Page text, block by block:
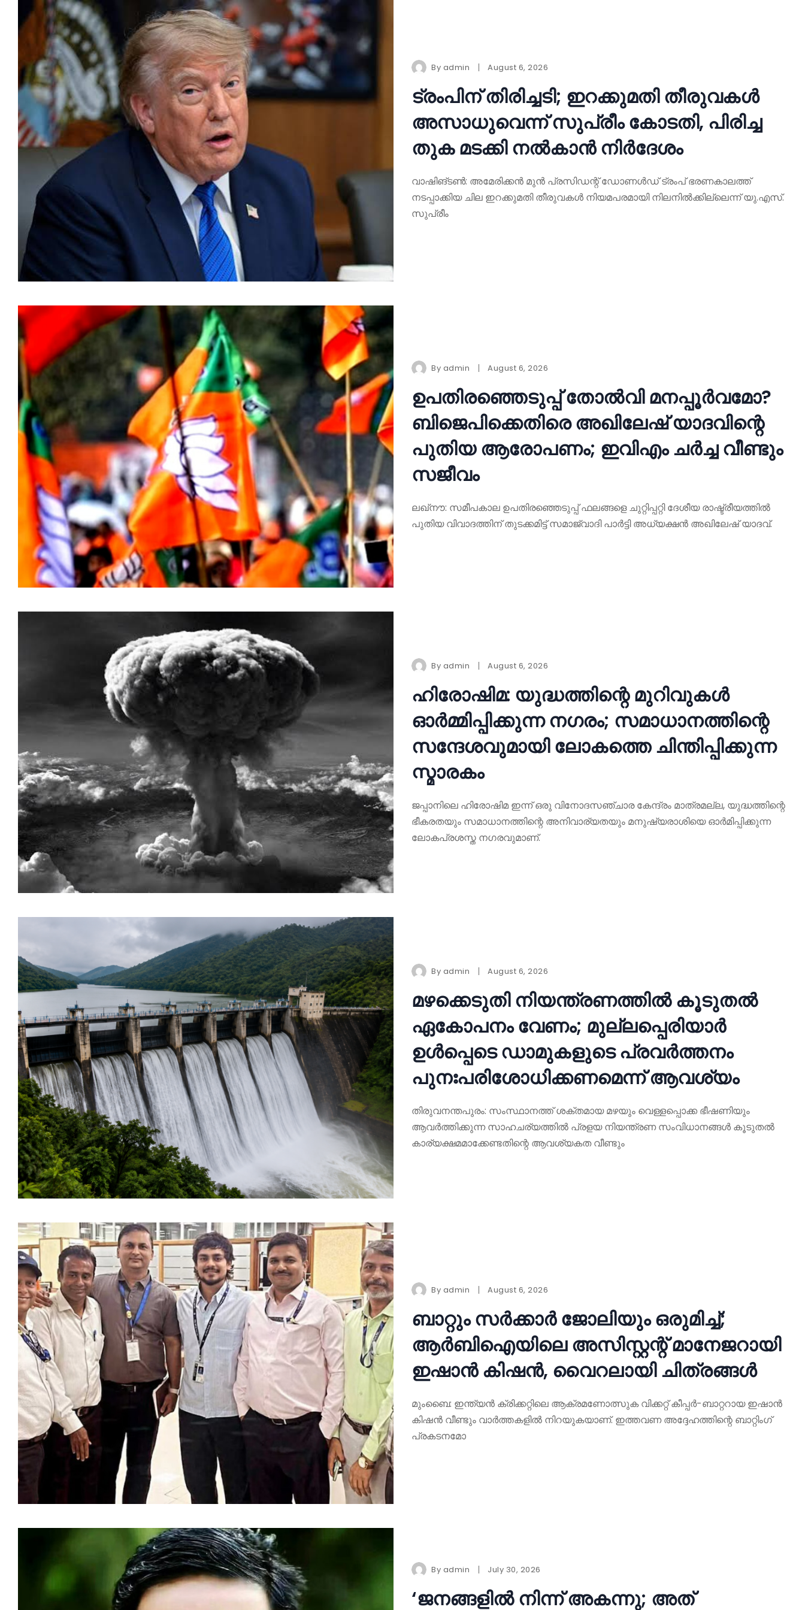
By admin August 6, 2026
ട്രംപിന് തിരിച്ചടി; ഇറക്കുമതി തീരുവകൾ
അസാധുവെന്ന് സുപ്രീം കോടതി, പിരിച്ച
തുക മടക്കി നൽകാൻ നിർദേശം
വാഷിങ്ടൺ: അമേരിക്കൻ മുൻ പ്രസിഡന്റ് ഡോണൾഡ് ട്രംപ് ഭരണകാലത്ത്
നടപ്പാക്കിയ ചില ഇറക്കുമതി തീരുവകൾ നിയമപരമായി നിലനിൽക്കില്ലെന്ന് യു.എസ്.
സുപ്രീം
By admin August 6, 2026
ഉപതിരഞ്ഞെടുപ്പ് തോൽവി മനപ്പൂർവമോ?
ബിജെപിക്കെതിരെ അഖിലേഷ് യാദവിന്റെ
പുതിയ ആരോപണം; ഇവിഎം ചർച്ച വീണ്ടും
സജീവം
ലഖ്നൗ: സമീപകാല ഉപതിരഞ്ഞെടുപ്പ് ഫലങ്ങളെ ചുറ്റിപ്പറ്റി ദേശീയ രാഷ്ട്രീയത്തിൽ
പുതിയ വിവാദത്തിന് തുടക്കമിട്ട് സമാജ്‌വാദി പാർട്ടി അധ്യക്ഷൻ അഖിലേഷ് യാദവ്.
By admin August 6, 2026
ഹിരോഷിമ: യുദ്ധത്തിന്റെ മുറിവുകൾ
ഓർമ്മിപ്പിക്കുന്ന നഗരം; സമാധാനത്തിന്റെ
സന്ദേശവുമായി ലോകത്തെ ചിന്തിപ്പിക്കുന്ന
സ്മാരകം
ജപ്പാനിലെ ഹിരോഷിമ ഇന്ന് ഒരു വിനോദസഞ്ചാര കേന്ദ്രം മാത്രമല്ല, യുദ്ധത്തിന്റെ
ഭീകരതയും സമാധാനത്തിന്റെ അനിവാര്യതയും മനുഷ്യരാശിയെ ഓർമിപ്പിക്കുന്ന
ലോകപ്രശസ്ത നഗരവുമാണ്.
By admin August 6, 2026
മഴക്കെടുതി നിയന്ത്രണത്തിൽ കൂടുതൽ
ഏകോപനം വേണം; മുല്ലപ്പെരിയാർ
ഉൾപ്പെടെ ഡാമുകളുടെ പ്രവർത്തനം
പുനഃപരിശോധിക്കണമെന്ന് ആവശ്യം
തിരുവനന്തപുരം: സംസ്ഥാനത്ത് ശക്തമായ മഴയും വെള്ളപ്പൊക്ക ഭീഷണിയും
ആവർത്തിക്കുന്ന സാഹചര്യത്തിൽ പ്രളയ നിയന്ത്രണ സംവിധാനങ്ങൾ കൂടുതൽ
കാര്യക്ഷമമാക്കേണ്ടതിന്റെ ആവശ്യകത വീണ്ടും
By admin August 6, 2026
ബാറ്റും സർക്കാർ ജോലിയും ഒരുമിച്ച്;
ആർബിഐയിലെ അസിസ്റ്റന്റ് മാനേജറായി
ഇഷാൻ കിഷൻ, വൈറലായി ചിത്രങ്ങൾ
മുംബൈ: ഇന്ത്യൻ ക്രിക്കറ്റിലെ ആക്രമണോത്സുക വിക്കറ്റ് കീപ്പർ-ബാറ്ററായ ഇഷാൻ
കിഷൻ വീണ്ടും വാർത്തകളിൽ നിറയുകയാണ്. ഇത്തവണ അദ്ദേഹത്തിന്റെ ബാറ്റിംഗ്
പ്രകടനമോ
By admin July 30, 2026
‘ജനങ്ങളിൽ നിന്ന് അകന്നു; അത്